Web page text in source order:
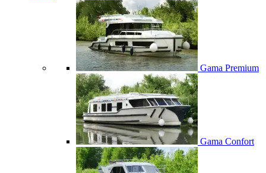
Gama Premium
Gama Confort